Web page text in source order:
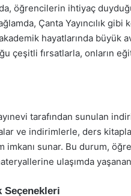
öğrencilerin ihtiyaç
Çanta Yayıncılık
hayatlarında büyük
çeşitli fırsatlarla, onların
tarafından sunulan
ve indirimlerle, ders
imkanı sunar. Bu durum,
ulaşımda
Seçenekleri